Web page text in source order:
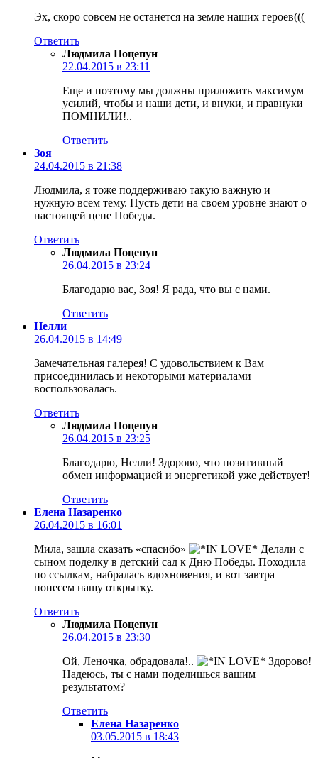
Эх, скоро совсем не останется на земле наших героев(((
Ответить
Людмила Поцепун
22.04.2015 в 23:11
Еще и поэтому мы должны приложить максимум
усилий, чтобы и наши дети, и внуки, и правнуки
ПОМНИЛИ!..
Ответить
Зоя
24.04.2015 в 21:38
Людмила, я тоже поддерживаю такую важную и
нужную всем тему. Пусть дети на своем уровне знают о
настоящей цене Победы.
Ответить
Людмила Поцепун
26.04.2015 в 23:24
Благодарю вас, Зоя! Я рада, что вы с нами.
Ответить
Нелли
26.04.2015 в 14:49
Замечательная галерея! С удовольствием к Вам
присоединилась и некоторыми материалами
воспользовалась.
Ответить
Людмила Поцепун
26.04.2015 в 23:25
Благодарю, Нелли! Здорово, что позитивный
обмен информацией и энергетикой уже действует!
Ответить
Елена Назаренко
26.04.2015 в 16:01
Мила, зашла сказать «спасибо»
Делали с
сыном поделку в детский сад к Дню Победы. Походила
по ссылкам, набралась вдохновения, и вот завтра
понесем нашу открытку.
Ответить
Людмила Поцепун
26.04.2015 в 23:30
Ой, Леночка, обрадовала!..
Здорово!
Надеюсь, ты с нами поделишься вашим
результатом?
Ответить
Елена Назаренко
03.05.2015 в 18:43